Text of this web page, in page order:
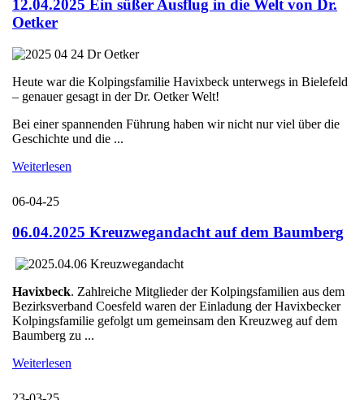
12.04.2025 Ein süßer Ausflug in die Welt von Dr.
Oetker
Heute war die Kolpingsfamilie Havixbeck unterwegs in Bielefeld
– genauer gesagt in der Dr. Oetker Welt!
Bei einer spannenden Führung haben wir nicht nur viel über die
Geschichte und die ...
Weiterlesen
06-04-25
06.04.2025 Kreuzwegandacht auf dem Baumberg
Havixbeck. Zahlreiche Mitglieder der Kolpingsfamilien aus dem
Bezirksverband Coesfeld waren der Einladung der Havixbecker
Kolpingsfamilie gefolgt um gemeinsam den Kreuzweg auf dem
Baumberg zu ...
Weiterlesen